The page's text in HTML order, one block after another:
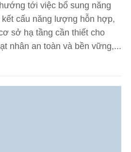
tới việc bổ sung năng
cấu năng lượng hỗn hợp,
sở hạ tầng cần thiết cho
nhân an toàn và bền vững,...